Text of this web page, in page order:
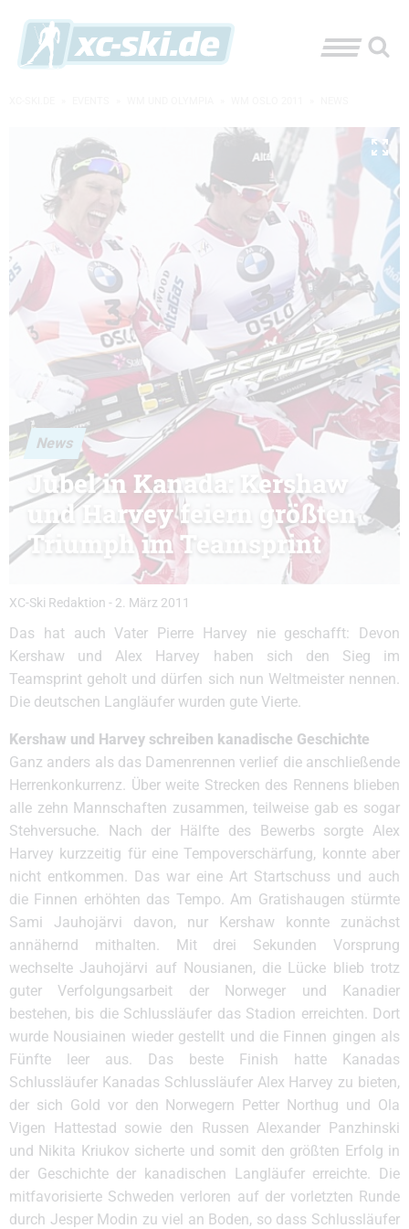
News
Jubel in Kanada: Kershaw
und Harvey feiern größten
Triumph im Teamsprint
XC-Ski Redaktion - 2. März 2011
Das hat auch Vater Pierre Harvey nie geschafft: Devon
Kershaw und Alex Harvey haben sich den Sieg im
Teamsprint geholt und dürfen sich nun Weltmeister nennen.
Die deutschen Langläufer wurden gute Vierte.
Kershaw und Harvey schreiben kanadische Geschichte
Ganz anders als das Damenrennen verlief die anschließende
Herrenkonkurrenz. Über weite Strecken des Rennens blieben
alle zehn Mannschaften zusammen, teilweise gab es sogar
Stehversuche. Nach der Hälfte des Bewerbs sorgte Alex
Harvey kurzzeitig für eine Tempoverschärfung, konnte aber
nicht entkommen. Das war eine Art Startschuss und auch
die Finnen erhöhten das Tempo. Am Gratishaugen stürmte
Sami Jauhojärvi davon, nur Kershaw konnte zunächst
annähernd mithalten. Mit drei Sekunden Vorsprung
wechselte Jauhojärvi auf Nousianen, die Lücke blieb trotz
guter Verfolgungsarbeit der Norweger und Kanadier
bestehen, bis die Schlussläufer das Stadion erreichten. Dort
wurde Nousiainen wieder gestellt und die Finnen gingen als
Fünfte leer aus. Das beste Finish hatte Kanadas
Schlussläufer Kanadas Schlussläufer Alex Harvey zu bieten,
der sich Gold vor den Norwegern Petter Northug und Ola
Vigen Hattestad sowie den Russen Alexander Panzhinski
und Nikita Kriukov sicherte und somit den größten Erfolg in
der Geschichte der kanadischen Langläufer erreichte. Die
mitfavorisierte Schweden verloren auf der vorletzten Runde
durch Jesper Modin zu viel an Boden, so dass Schlussläufer